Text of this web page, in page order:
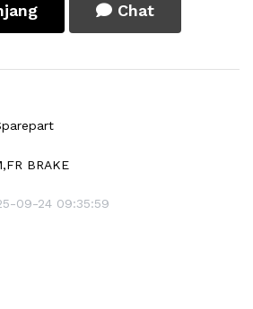
Chat
BRAKE
09-24 09:35:59